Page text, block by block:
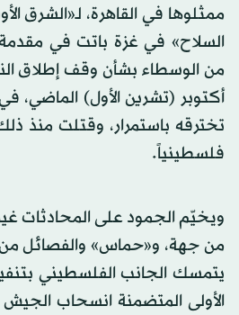
ممثلوها في القاهرة، لـ«الشرق
السلاح» في غزة باتت في
من الوسطاء بشأن وقف إطلاق
أكتوبر (تشرين الأول) الماضي،
فلسطينياً.
ويخيّم الجمود على المحادثات
من جهة، و«حماس» والفصائل
يتمسك الجانب الفلسطيني
الأولى المتضمنة انسحاب الجيش